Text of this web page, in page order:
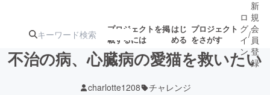
プロジェクトを掲
載するには
はじ
める
プロジェクト
をさがす
ロ
グ
イ
ン
/
新
規
会
員
登
録
不治の病、心臓病の愛猫を救いたい
charlotte1208 チャレンジ